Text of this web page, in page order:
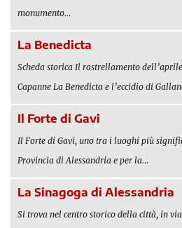
monumento…
La Benedicta
Scheda storica Il rastrellamento
Capanne La Benedicta e l’eccidio di
Il Forte di Gavi
Il Forte di Gavi, uno tra i luoghi più
Provincia di Alessandria e per la…
La Sinagoga di Alessandria
Si trova nel centro storico della città, in